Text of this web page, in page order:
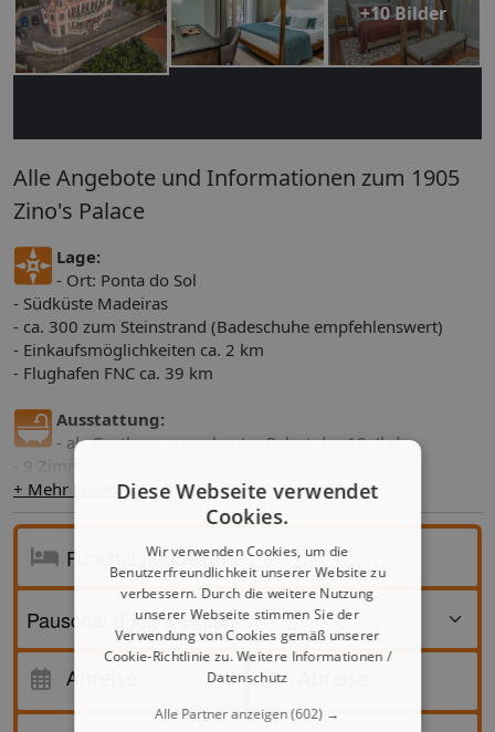
+10 Bilder
Alle Angebote und Informationen zum 1905
Zino's Palace
Lage:
- Ort: Ponta do Sol
- Südküste Madeiras
- ca. 300 zum Steinstrand (Badeschuhe empfehlenswert)
- Einkaufsmöglichkeiten ca. 2 km
- Flughafen FNC ca. 39 km
Ausstattung:
- als Gasthaus ausgebauter Palast des 19. Jhd.
- 9 Zimmer
- letzte Renovierung: 2019
- Rezeption, Empfangsbereich, WLAN
- Restaurant
- Bar
- Swimmingpool mit Sonnenschirmen und -liegen (saisonal
und wetterabhängig)
Unterbringung (je nach Saison verfügbar):
Doppelzimmer Bad o Dusche
- Sat-TV, Klimaanlage, Minikühlschrank, Safe, Wasserkocher,
+ Mehr Lesen
Anreise
Abreise
Anreise
Diese Webseite verwendet
Cookies.
Wir verwenden Cookies, um die
Benutzerfreundlichkeit unserer Website zu
verbessern. Durch die weitere Nutzung
unserer Webseite stimmen Sie der
Verwendung von Cookies gemäß unserer
Cookie-Richtlinie zu.Weitere Informationen /
Datenschutz
Alle Partner anzeigen(602) →